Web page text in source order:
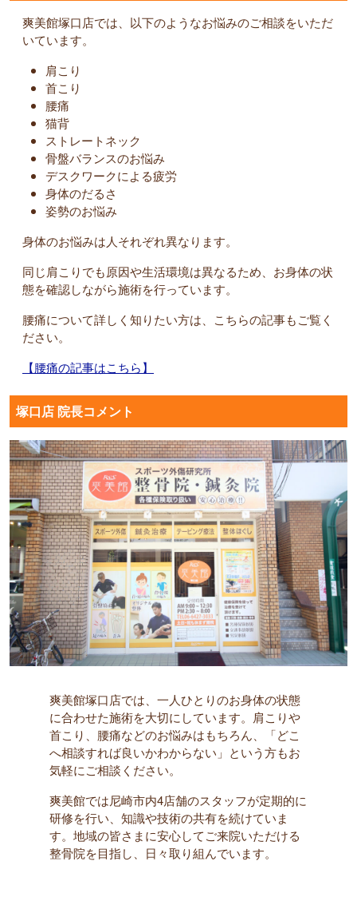
爽美館塚口店では、以下のようなお悩みのご相談をいただ
いています。
肩こり
首こり
腰痛
猫背
ストレートネック
骨盤バランスのお悩み
デスクワークによる疲労
身体のだるさ
姿勢のお悩み
身体のお悩みは人それぞれ異なります。
同じ肩こりでも原因や生活環境は異なるため、お身体の状
態を確認しながら施術を行っています。
腰痛について詳しく知りたい方は、こちらの記事もご覧く
ださい。
【腰痛の記事はこちら】
塚口店 院長コメント
爽美館塚口店では、一人ひとりのお身体の状態
に合わせた施術を大切にしています。肩こりや
首こり、腰痛などのお悩みはもちろん、「どこ
へ相談すれば良いかわからない」という方もお
気軽にご相談ください。
爽美館では尼崎市内4店舗のスタッフが定期的に
研修を行い、知識や技術の共有を続けていま
す。地域の皆さまに安心してご来院いただける
整骨院を目指し、日々取り組んでいます。